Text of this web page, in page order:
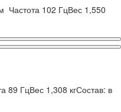
102 ГцВес 1,550
ГцВес 1,308 кгСостав: в